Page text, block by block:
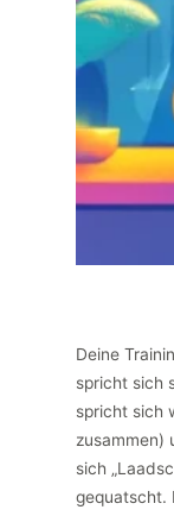
Deine
spricht sich
spricht sich
zusammen)
sich
gequatscht.